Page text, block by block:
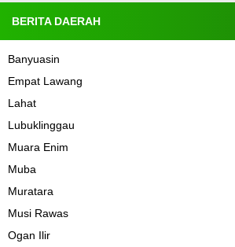
BERITA DAERAH
Banyuasin
Empat Lawang
Lahat
Lubuklinggau
Muara Enim
Muba
Muratara
Musi Rawas
Ogan Ilir